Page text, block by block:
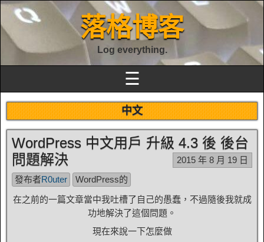
落格博客
Log everything.
☰
中文
WordPress 中文用戶 升級 4.3 後 後台
問題解決
2015 年 8 月 19 日
發布者R0uter
WordPress的
在之前的一篇文章當中我吐槽了自己的愚蠢，不過隨後我就成
功地解決了這個問題。
現在來說一下怎麼做